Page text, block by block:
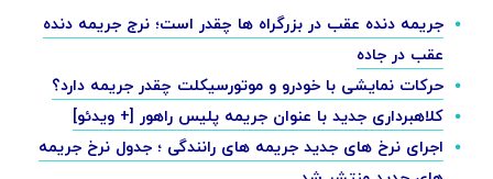
جریمه دنده عقب در بزرگراه ها چقدر است؛ نرج جریمه دنده
عقب در جاده
حرکات نمایشی با خودرو و موتورسیکلت چقدر جریمه دارد؟
کلاهبرداری جدید با عنوان جریمه پلیس راهور [+ ویدئو]
اجرای نرخ های جدید جریمه های رانندگی ؛ جدول نرخ جریمه